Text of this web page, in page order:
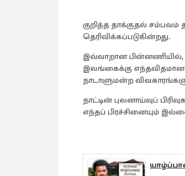
குறித்த தாக்குதல்
தெரிவிக்கப்படுகின்றது.
இவ்வாறான பின்னணியில்,
இலங்கைக்கு எந்தவிதமான
நாடாளுமன்ற
நாட்டின் புலனாய்வுப்
எந்தப் பிரச்சினையும்